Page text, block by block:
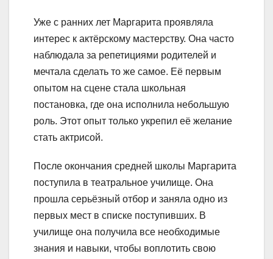
Уже с ранних лет Маргарита проявляла
интерес к актёрскому мастерству. Она часто
наблюдала за репетициями родителей и
мечтала сделать то же самое. Её первым
опытом на сцене стала школьная
постановка, где она исполнила небольшую
роль. Этот опыт только укрепил её желание
стать актрисой.
После окончания средней школы Маргарита
поступила в театральное училище. Она
прошла серьёзный отбор и заняла одно из
первых мест в списке поступивших. В
училище она получила все необходимые
знания и навыки, чтобы воплотить свою